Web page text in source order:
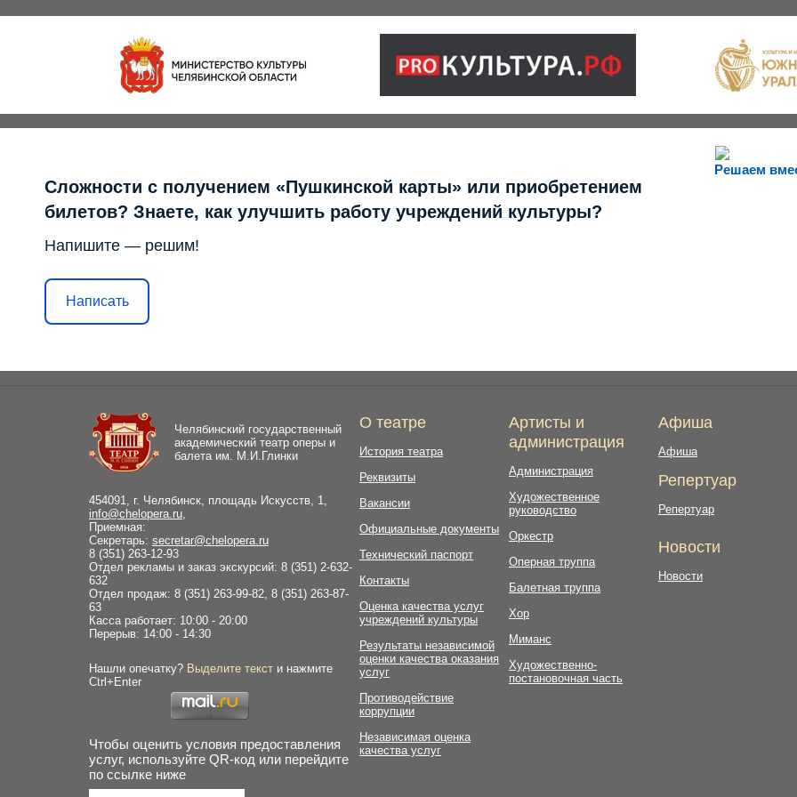
Решаем
Сложности с получением «Пушкинской карты» или приобретением
билетов? Знаете, как улучшить работу учреждений культуры?
Напишите — решим!
Написать
Челябинский государственный
академический театр оперы и
балета им. М.И.Глинки
454091, г. Челябинск, площадь Искусств, 1,
info@chelopera.ru
Приемная:
Секретарь: secretar@chelopera.ru
8 (351) 263-12-93
Отдел рекламы и заказ экскурсий: 8 (351) 2-632-
632
Отдел продаж: 8 (351) 263-99-82, 8 (351) 263-87-
63
Касса работает: 10:00 - 20:00
Перерыв: 14:00 - 14:30
Нашли опечатку? Выделите текст и нажмите
Ctrl+Enter
Чтобы оценить условия предоставления
услуг, используйте QR-код или перейдите
по ссылке ниже
О театре
История театра
Реквизиты
Вакансии
Официальные документы
Технический паспорт
Контакты
Оценка качества услуг
учреждений культуры
Результаты независимой
оценки качества оказания
услуг
Противодействие
коррупции
Независимая оценка
качества услуг
Артисты и
администрация
Администрация
Художественное
руководство
Оркестр
Оперная труппа
Балетная труппа
Хор
Миманс
Художественно-
постановочная часть
Афиша
Афиша
Репертуар
Репертуар
Новости
Новости